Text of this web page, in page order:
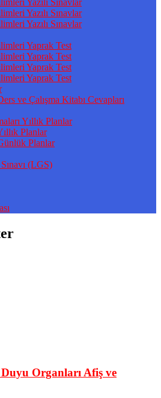
Yazılı Sınavlar
Yazılı Sınavlar
Yaprak Test
Yaprak Test
Yaprak Test
Yaprak Test
ve Çalışma Kitabı Cevapları
Yıllık Planlar
Planlar
Planlar
(LGS)
Organları Afiş ve